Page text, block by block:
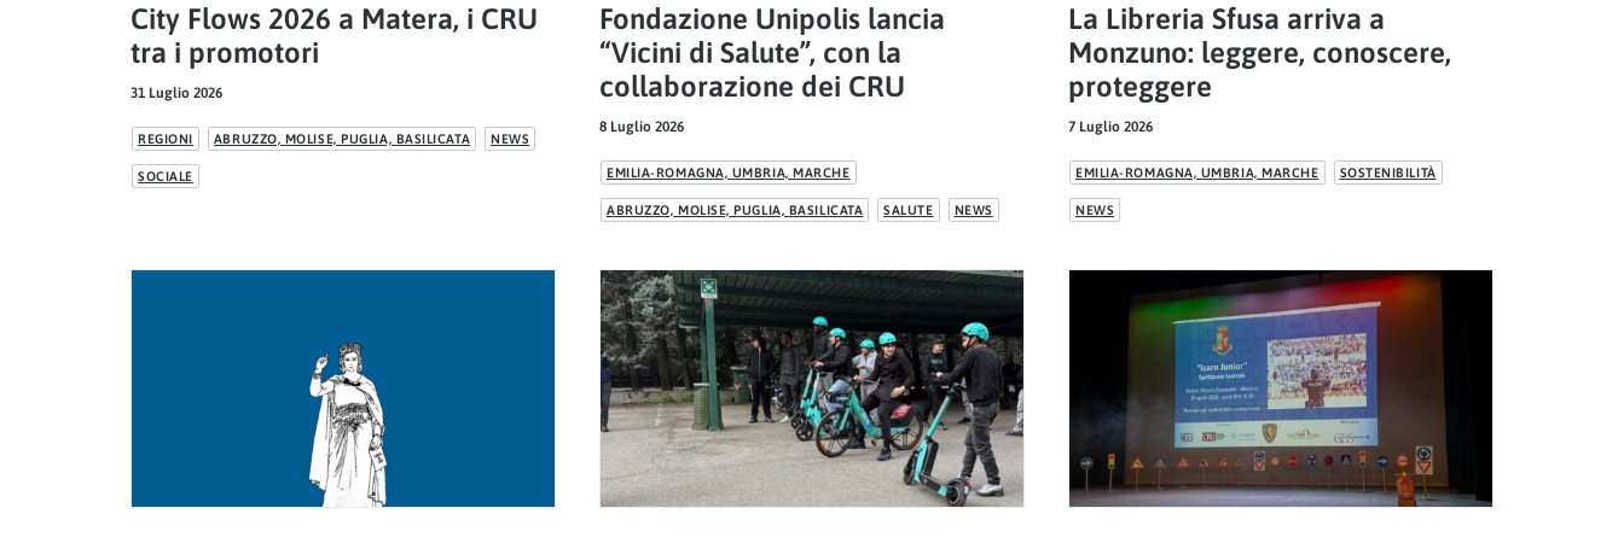
City Flows 2026 a Matera, i CRU
tra i promotori
31 Luglio 2026
REGIONI ABRUZZO, MOLISE, PUGLIA, BASILICATA NEWS
SOCIALE
Fondazione Unipolis lancia
“Vicini di Salute”, con la
collaborazione dei CRU
8 Luglio 2026
EMILIA-ROMAGNA, UMBRIA, MARCHE
ABRUZZO, MOLISE, PUGLIA, BASILICATA SALUTE NEWS
La Libreria Sfusa arriva a
Monzuno: leggere, conoscere,
proteggere
7 Luglio 2026
EMILIA-ROMAGNA, UMBRIA, MARCHE SOSTENIBILITÀ
NEWS